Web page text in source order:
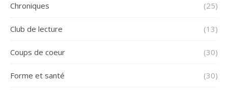
Chroniques (25)
Club de lecture (13)
Coups de coeur (30)
Forme et santé (30)